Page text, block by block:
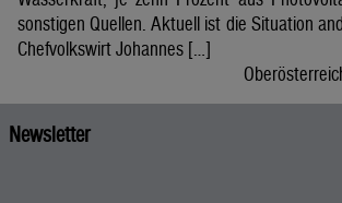
sonstigen Quellen. Aktuell ist die Situation
Chefvolkswirt Johannes […]
Newsletter